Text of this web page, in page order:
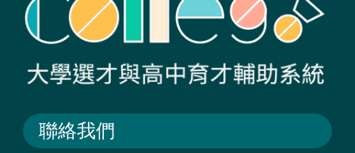
聯絡我們